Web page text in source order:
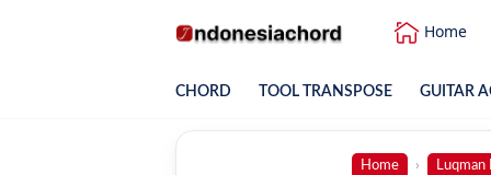
Home
CHORD TOOL TRANSPOSE GUITAR
Home Luqman